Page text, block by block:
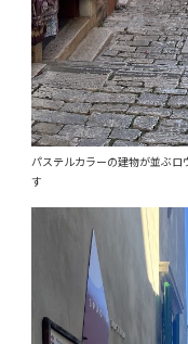
パステルカラーの建物が並ぶ
す